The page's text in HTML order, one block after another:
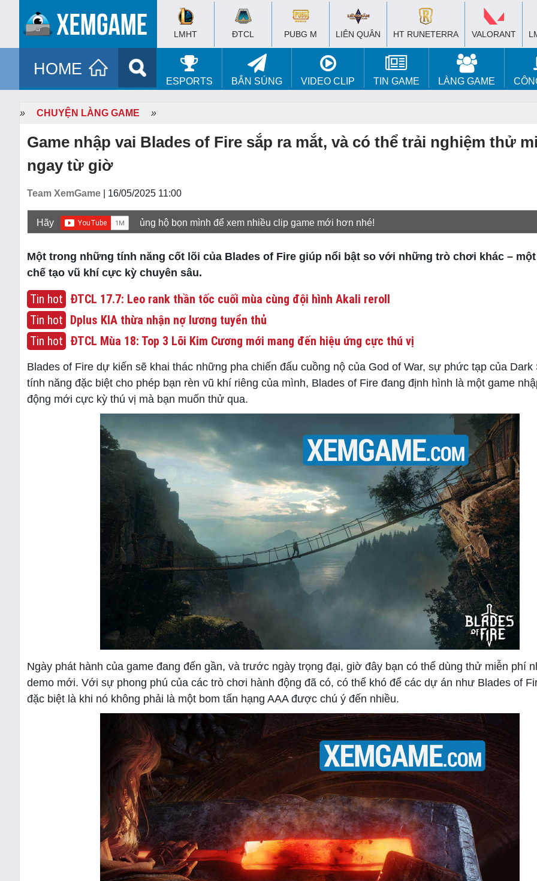
LMHT ĐTCL PUBG M LIÊN QUÂN HT RUNETERRA VALORANT
HOME
ESPORTS BẮN SÚNG VIDEO CLIP TIN GAME LÀNG GAME
» CHUYỆN LÀNG GAME »
Game nhập vai Blades of Fire sắp ra mắt, và có thể trải nghiệm thử
ngay từ giờ
Team XemGame | 16/05/2025 11:00
Hãy ủng hộ bọn mình để xem nhiều clip game mới hơn nhé!
Một trong những tính năng cốt lõi của Blades of Fire giúp nổi bật so với những trò chơi khác –
chế tạo vũ khí cực kỳ chuyên sâu.
Tin hot ĐTCL 17.7: Leo rank thần tốc cuối mùa cùng đội hình Akali reroll
Tin hot Dplus KIA thừa nhận nợ lương tuyển thủ
Tin hot ĐTCL Mùa 18: Top 3 Lõi Kim Cương mới mang đến hiệu ứng cực thú vị
Blades of Fire dự kiến sẽ khai thác những pha chiến đấu cuồng nộ của God of War, sự phức tạp của Dark
tính năng đặc biệt cho phép bạn rèn vũ khí riêng của mình, Blades of Fire đang định hình là một game
động mới cực kỳ thú vị mà bạn muốn thử qua.
Ngày phát hành của game đang đến gần, và trước ngày trọng đại, giờ đây bạn có thể dùng thử miễn phí
demo mới. Với sự phong phú của các trò chơi hành động đã có, có thể khó để các dự án như Blades of
đặc biệt là khi nó không phải là một bom tấn hạng AAA được chú ý đến nhiều.